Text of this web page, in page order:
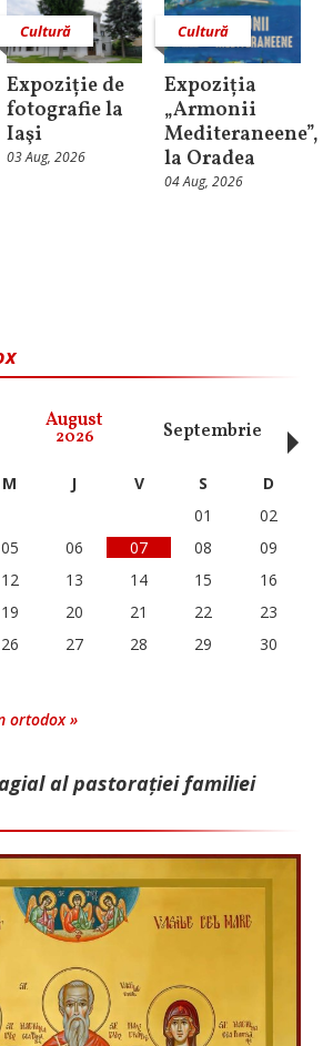
Cultură
Expoziție de
fotografie la
Iaşi
03 Aug, 2026
Cultură
Expoziția
„Armonii
Mediteraneene”,
la Oradea
04 Aug, 2026
August
2026 Septembrie
M J V S
D
01
02
05 06 07 08
09
12 13 14 15
16
19 20 21 22
23
26 27 28 29
30
ortodox »
al pastorației familiei